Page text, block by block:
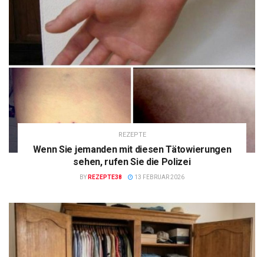
REZEPTE
Wenn Sie jemanden mit diesen Tätowierungen
sehen, rufen Sie die Polizei
BY REZEPTE38 13 FEBRUAR 2026